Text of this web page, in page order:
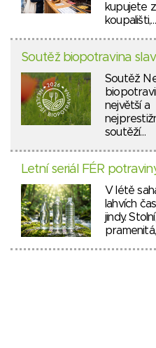
kupujete
koupališti,…
Soutěž biopotravina
Soutěž
největší a
soutěží…
Letní seriál FÉR
V létě
lahvích
jindy.